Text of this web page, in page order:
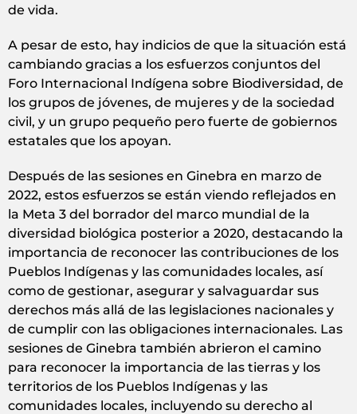
de vida.
A pesar de esto, hay indicios de que la situación está
cambiando gracias a los esfuerzos conjuntos del
Foro Internacional Indígena sobre Biodiversidad, de
los grupos de jóvenes, de mujeres y de la sociedad
civil, y un grupo pequeño pero fuerte de gobiernos
estatales que los apoyan.
Después de las sesiones en Ginebra en marzo de
2022, estos esfuerzos se están viendo reflejados en
la Meta 3 del borrador del marco mundial de la
diversidad biológica posterior a 2020, destacando la
importancia de reconocer las contribuciones de los
Pueblos Indígenas y las comunidades locales, así
como de gestionar, asegurar y salvaguardar sus
derechos más allá de las legislaciones nacionales y
de cumplir con las obligaciones internacionales. Las
sesiones de Ginebra también abrieron el camino
para reconocer la importancia de las tierras y los
territorios de los Pueblos Indígenas y las
comunidades locales, incluyendo su derecho al